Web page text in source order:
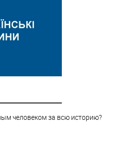
человеком за всю историю?